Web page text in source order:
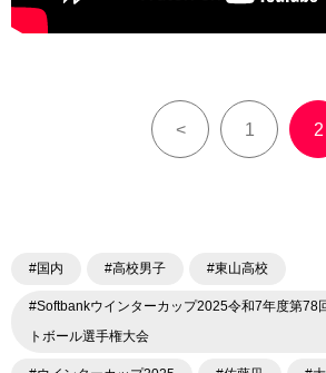
< 1 2
#国内 #高校男子 #東山高校
#Softbankウインターカップ2025令和7年度第78
トボール選手権大会